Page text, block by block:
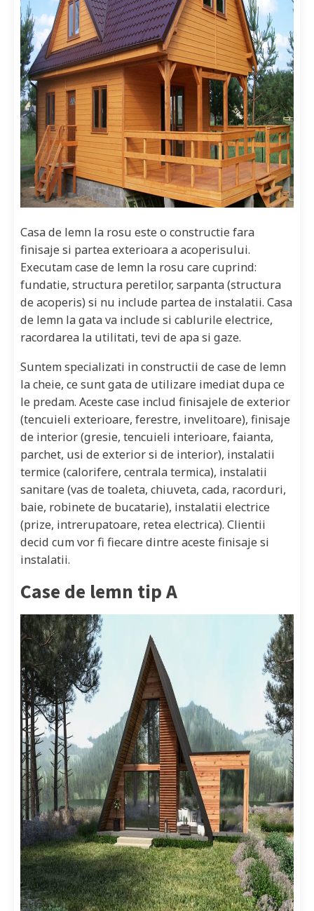
Casa de lemn la rosu este o constructie fara
finisaje si partea exterioara a acoperisului.
Executam case de lemn la rosu care cuprind:
fundatie, structura peretilor, sarpanta (structura
de acoperis) si nu include partea de instalatii. Casa
de lemn la gata va include si cablurile electrice,
racordarea la utilitati, tevi de apa si gaze.
Suntem specializati in constructii de case de lemn
la cheie, ce sunt gata de utilizare imediat dupa ce
le predam. Aceste case includ finisajele de exterior
(tencuieli exterioare, ferestre, invelitoare), finisaje
de interior (gresie, tencuieli interioare, faianta,
parchet, usi de exterior si de interior), instalatii
termice (calorifere, centrala termica), instalatii
sanitare (vas de toaleta, chiuveta, cada, racorduri,
baie, robinete de bucatarie), instalatii electrice
(prize, intrerupatoare, retea electrica). Clientii
decid cum vor fi fiecare dintre aceste finisaje si
instalatii.
Case de lemn tip A